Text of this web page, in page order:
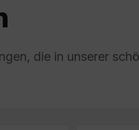
die in unserer